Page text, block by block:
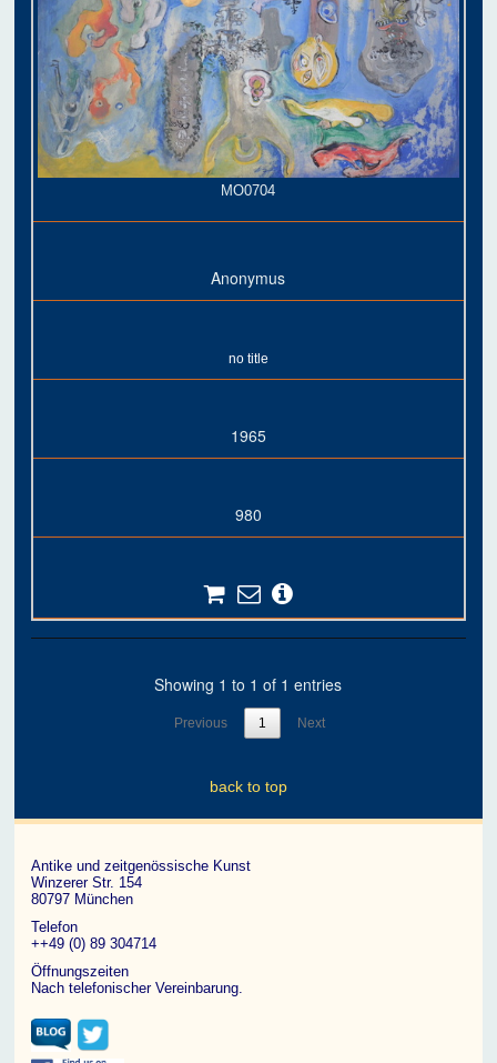
MO0704
Anonymus
no title
1965
980
Showing 1 to 1 of 1 entries
Previous 1 Next
back to top
Antike und zeitgenössische Kunst
Winzerer Str. 154
80797 München
Telefon
++49 (0) 89 304714
Öffnungszeiten
Nach telefonischer Vereinbarung.